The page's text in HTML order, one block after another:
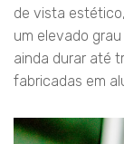
de vista
um elevado
ainda durar até
fabricadas em